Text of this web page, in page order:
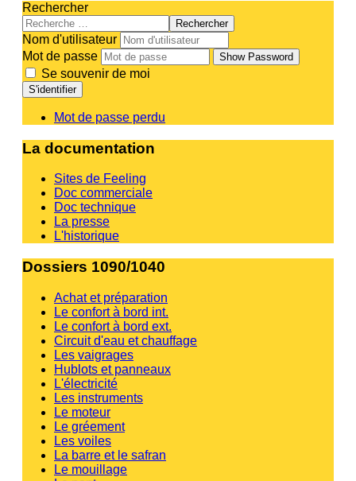
Rechercher
Rechercher
Nom d'utilisateur
Mot de passe
Show Password
Se souvenir de moi
S'identifier
Mot de passe perdu
La documentation
Sites de Feeling
Doc commerciale
Doc technique
La presse
L'historique
Dossiers 1090/1040
Achat et préparation
Le confort à bord int.
Le confort à bord ext.
Circuit d'eau et chauffage
Les vaigrages
Hublots et panneaux
L'électricité
Les instruments
Le moteur
Le gréement
Les voiles
La barre et le safran
Le mouillage